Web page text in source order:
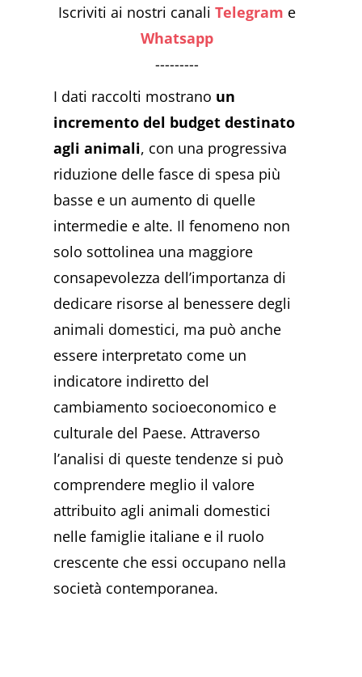
Iscriviti ai nostri canaliTelegram e
Whatsapp
---------
I dati raccolti mostrano un
incremento del budget destinato
agli animali, con una progressiva
riduzione delle fasce di spesa più
basse e un aumento di quelle
intermedie e alte. Il fenomeno non
solo sottolinea una maggiore
consapevolezza dell’importanza di
dedicare risorse al benessere degli
animali domestici, ma può anche
essere interpretato come un
indicatore indiretto del
cambiamento socioeconomico e
culturale del Paese. Attraverso
l’analisi di queste tendenze si può
comprendere meglio il valore
attribuito agli animali domestici
nelle famiglie italiane e il ruolo
crescente che essi occupano nella
società contemporanea.